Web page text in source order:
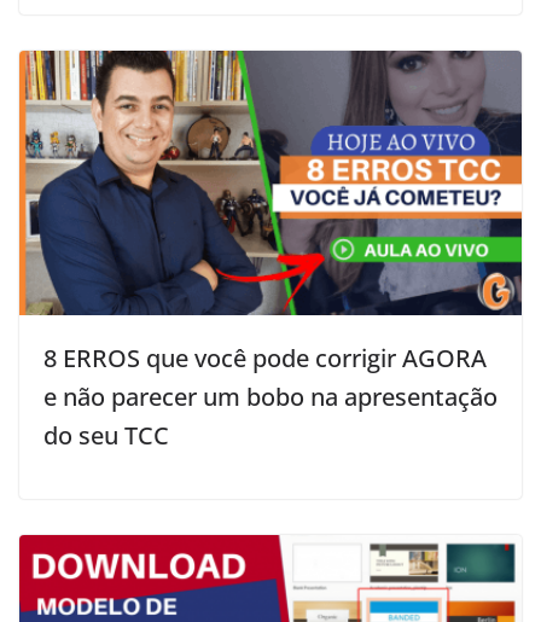
8 ERROS que você pode corrigir AGORA
e não parecer um bobo na apresentação
do seu TCC